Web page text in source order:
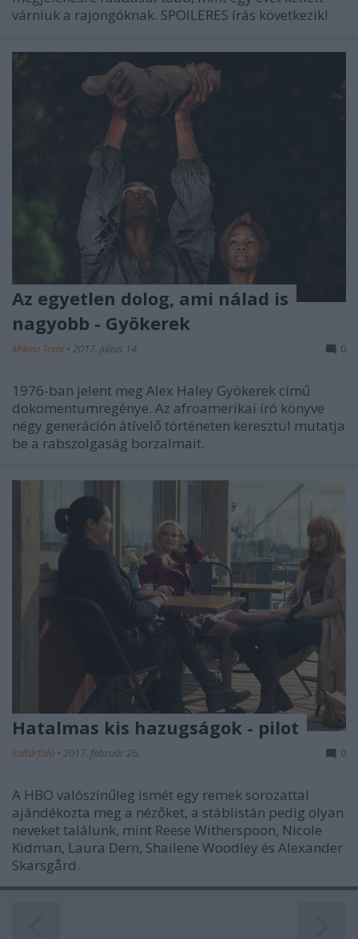
várniuk a rajongóknak. SPOILERES írás következik!
Az egyetlen dolog, ami nálad is
nagyobb - Gyökerek
Mikesi Tomi • 2017. július 14. 0
1976-ban jelent meg Alex Haley Gyökerek című
dokomentumregénye. Az afroamerikai író könyve
négy generáción átívelő történeten keresztül mutatja
be a rabszolgaság borzalmait.
Hatalmas kis hazugságok - pilot
kultúrfaló • 2017. február 26. 0
A HBO valószínűleg ismét egy remek sorozattal
ajándékozta meg a nézőket, a stáblistán pedig olyan
neveket találunk, mint Reese Witherspoon, Nicole
Kidman, Laura Dern, Shailene Woodley és Alexander
Skarsgård.